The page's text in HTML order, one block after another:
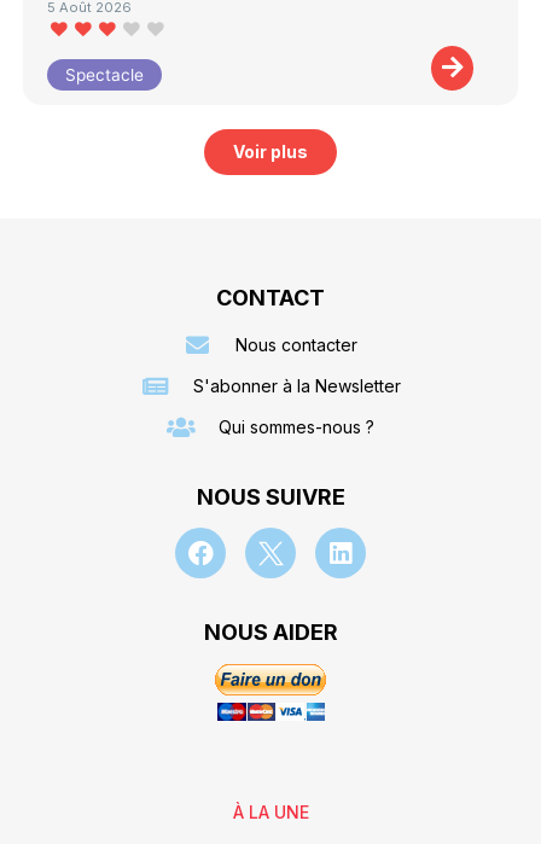
5 Août 2026
Spectacle
Voir plus
CONTACT
Nous contacter
S'abonner à la Newsletter
Qui sommes-nous ?
NOUS SUIVRE
NOUS AIDER
À LA UNE